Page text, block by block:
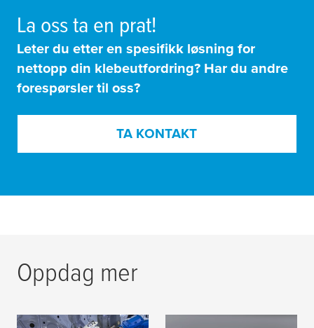
La oss ta en prat!
Leter du etter en spesifikk løsning for
nettopp din klebeutfordring? Har du andre
forespørsler til oss?
TA KONTAKT
Oppdag mer